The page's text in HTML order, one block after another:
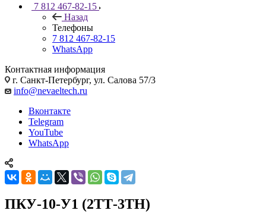
7 812 467-82-15
Назад
Телефоны
7 812 467-82-15
WhatsApp
Контактная информация
г. Санкт-Петербург, ул. Салова 57/3
info@nevaeltech.ru
Вконтакте
Telegram
YouTube
WhatsApp
ПКУ-10-У1 (2ТТ-3ТН)